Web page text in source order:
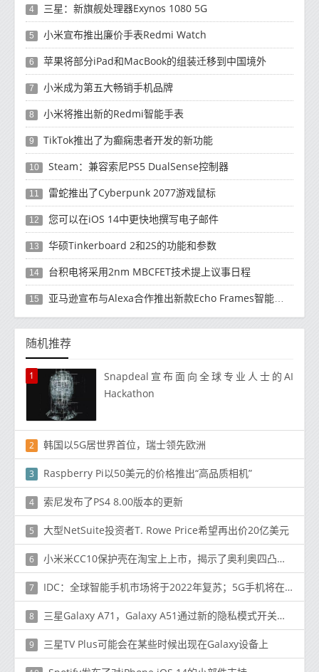
4 三星：新旗舰处理器Exynos 1080 5G
5 小米宣布推出廉价手表Redmi Watch
6 苹果将部分iPad和MacBook的组装迁移到中国境外
7 小米成为第五大畅销手机品牌
8 小米将推出新的Redmi智能手表
9 TikTok推出了为癫痫患者开发的新功能
10 Steam：兼容索尼PS5 DualSense控制器
11 雷蛇推出了Cyber​​punk 2077游戏鼠标
12 您可以在iOS 14中更快地撰写电子邮件
13 华硕Tinkerboard 2和2S的功能和参数
14 台积电将采用2nm MBCFET技术提上议事日程
15 亚马逊宣布与Alexa合作推出新款Echo Frames智能眼镜
随机推荐
1
Snapdeal宣布面向全球专业人士的AI
Hackathon
2 韩国以5G居世界首位，瑞士领先欧洲
3 Raspberry Pi以50美元的价格推出“高品质相机”
4 索尼发布了PS4 8.00版本的更新
5 大型NetSuite投资者T. Rowe Price希望再出价20亿美元
6 小米米CC10保护壳在淘宝上上市，揭示了奥利奥四凸轮设计
7 IDC：全球智能手机市场将于2022年复苏；5G手机将在2023年占50％
8 三星Galaxy A71，Galaxy A51通过新的隐私模式开关获得AltZLife更新
9 三星TV Plus可能会在某些时候出现在Galaxy设备上